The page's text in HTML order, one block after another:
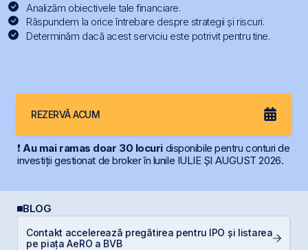
Analizăm obiectivele tale financiare.
Răspundem la orice întrebare despre strategii și riscuri.
Determinăm dacă acest serviciu este potrivit pentru tine.
REZERVĂ ACUM
❗Au mai ramas doar 30 locuri disponibile pentru conturi de
investiții gestionat de broker în lunile IULIE ȘI AUGUST 2026.
BLOG
Contakt accelerează pregătirea pentru IPO și listarea
pe piața AeRO a BVB